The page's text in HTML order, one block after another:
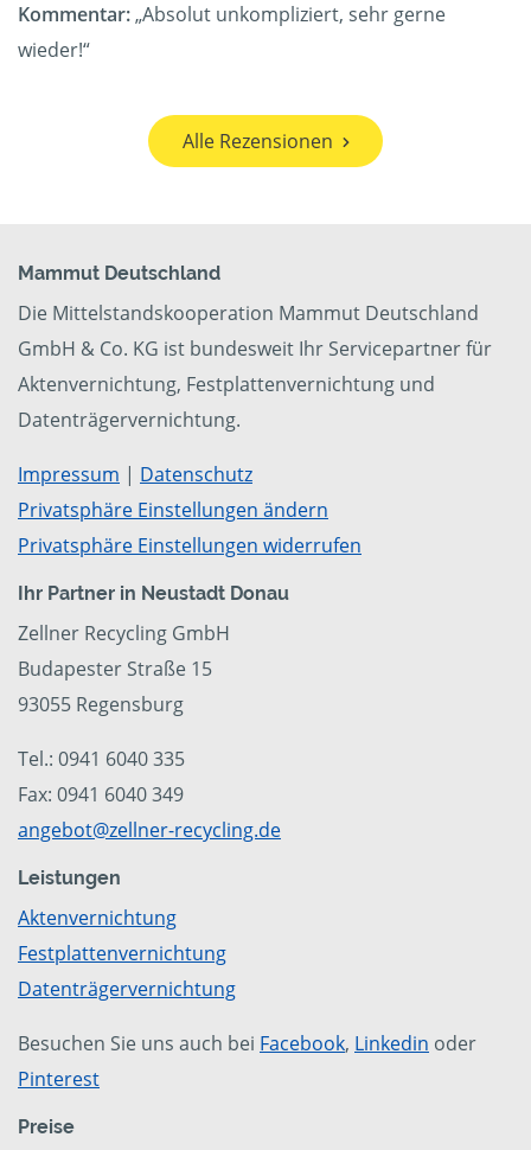
Kommentar:„Absolut unkompliziert, sehr gerne
wieder!“
Alle Rezensionen
Mammut Deutschland
Die Mittelstandskooperation Mammut Deutschland
GmbH & Co. KG ist bundesweit Ihr Servicepartner für
Aktenvernichtung, Festplattenvernichtung und
Datenträgervernichtung.
Impressum | Datenschutz
Privatsphäre Einstellungen ändern
Privatsphäre Einstellungen widerrufen
Ihr Partner in Neustadt Donau
Zellner Recycling GmbH
Budapester Straße 15
93055 Regensburg
Tel.: 0941 6040 335
Fax: 0941 6040 349
angebot@zellner-recycling.de
Leistungen
Aktenvernichtung
Festplattenvernichtung
Datenträgervernichtung
Besuchen Sie uns auch bei Facebook, Linkedin oder
Pinterest
Preise